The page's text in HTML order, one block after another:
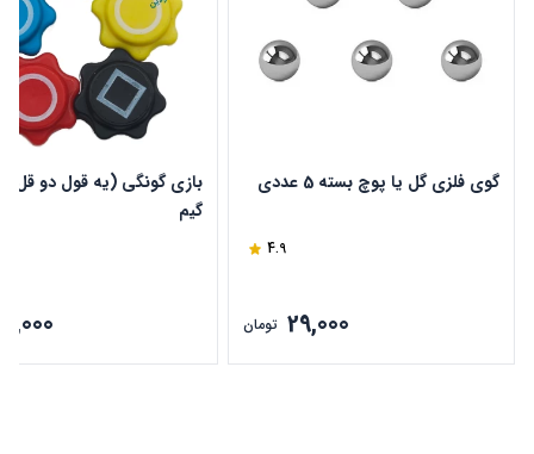
گوی فلزی گل یا پوچ بسته 5 عددی
4.9
29,000 تومان
بازی گونگی (یه قول دو قل)
گیم